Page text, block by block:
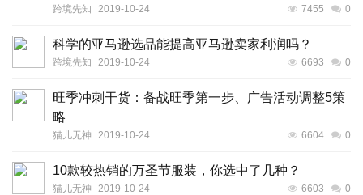
跨境先知 2019-10-24 7455 0
科学的亚马逊选品能提高亚马逊卖家利润吗？
跨境先知 2019-10-24 6693 0
旺季冲刺干货：备战旺季第一步、广告活动调整5策
略
猫儿无神 2019-10-24 6604 0
10款较热销的万圣节服装，你选中了几种？
猫儿无神 2019-10-24 6603 0